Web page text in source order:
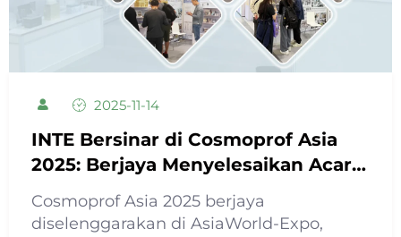
2025-11-14
INTE Bersinar di Cosmoprof Asia
2025: Berjaya Menyelesaikan Acara
dengan Kekuatan Pengilangan
yang Kuat untuk Memberdayakan
Cosmoprof Asia 2025 berjaya
diselenggarakan di AsiaWorld-Expo,